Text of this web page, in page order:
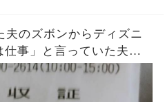
夫のズボンからディズニ
事」と言っていた夫に
の時刻と説明が崩れ始め